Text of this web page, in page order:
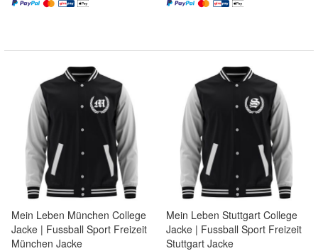
Mein Leben München College
Jacke | Fussball Sport Freizeit
München Jacke
Mein Leben Stuttgart College
Jacke | Fussball Sport Freizeit
Stuttgart Jacke